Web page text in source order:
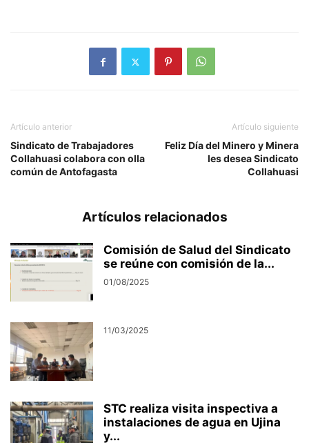
Artículo anterior
Sindicato de Trabajadores
Collahuasi colabora con olla
común de Antofagasta
Artículo siguiente
Feliz Día del Minero y Minera
les desea Sindicato
Collahuasi
Artículos relacionados
Comisión de Salud del Sindicato
se reúne con comisión de la...
01/08/2025
11/03/2025
STC realiza visita inspectiva a
instalaciones de agua en Ujina
y...